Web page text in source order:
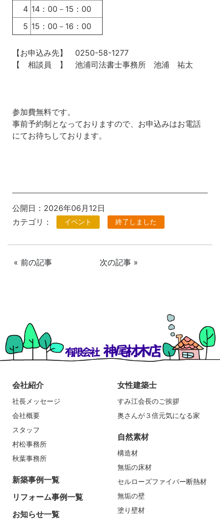
4 14：00－15：00
5 15：00－16：00
【お申込み先】 0250-58-1277
【 相談員 】 池浦司法書士事務所 池浦 祐太
⁡参加費無料です。
事前予約制となっておりますので、お申込みはお電話
にてお待ちしております。
公開日：2026年06月12日
カテゴリ：
イベント 終了しました
« 前の記事 次の記事 »
会社紹介
社長メッセージ
会社概要
スタッフ
村松事務所
秋葉事務所
新築事例一覧
リフォーム事例一覧
お知らせ一覧
女性建築士
すみ江会長のご挨拶
奥さんが３倍元気になる家
自然素材
構造材
無垢の床材
セルローズファイバー断熱材
無垢の壁
塗り壁材